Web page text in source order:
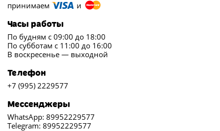
принимаем
и
Часы работы
По будням с 09:00 до 18:00
По субботам с 11:00 до 16:00
В воскресенье — выходной
Телефон
+7 (995) 2229577
Мессенджеры
WhatsApp: 89952229577
Telegram: 89952229577